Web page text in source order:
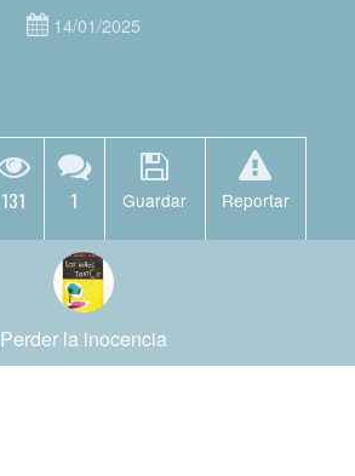
14/01/2025
131 1 Guardar Reportar
Perder la inocencia